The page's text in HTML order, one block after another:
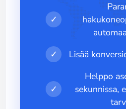
✓
✓
Lisää
✓
Helppo
sekunnissa,